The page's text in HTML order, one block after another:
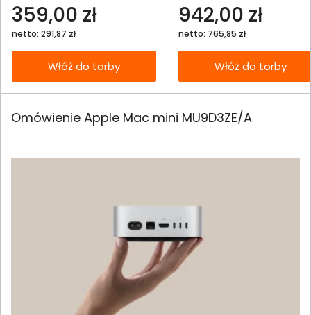
359,00 zł
netto: 291,87 zł
Włóż do torby
942,00 zł
netto: 765,85 zł
Włóż do torby
Omówienie Apple Mac mini MU9D3ZE/A